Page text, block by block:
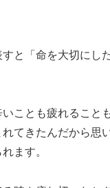
と 「命を大切にし
いことも疲れること
てきたんだから思
ます。